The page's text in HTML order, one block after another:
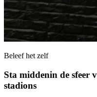
Beleef het zelf
Sta middenin de sfeer
stadions